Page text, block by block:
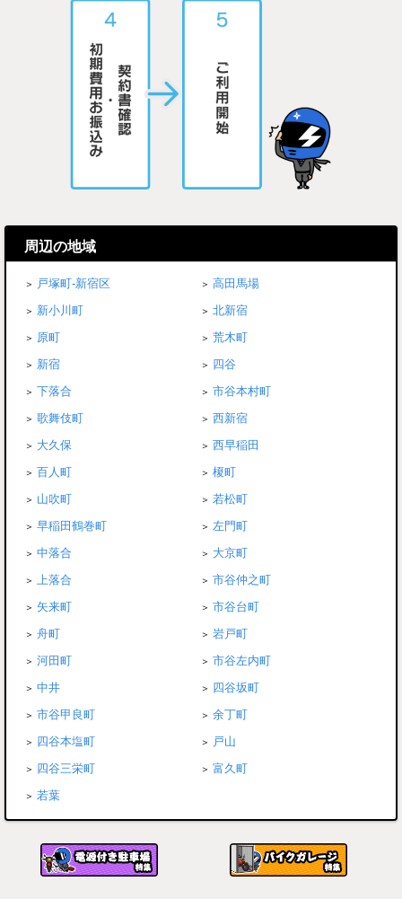
周辺の地域
戸塚町-新宿区
高田馬場
新小川町
北新宿
原町
荒木町
新宿
四谷
下落合
市谷本村町
歌舞伎町
西新宿
大久保
西早稲田
百人町
榎町
山吹町
若松町
早稲田鶴巻町
左門町
中落合
大京町
上落合
市谷仲之町
矢来町
市谷台町
舟町
岩戸町
河田町
市谷左内町
中井
四谷坂町
市谷甲良町
余丁町
四谷本塩町
戸山
四谷三栄町
富久町
若葉